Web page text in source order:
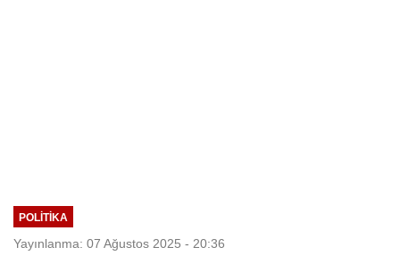
POLITIKA
Yayınlanma: 07 Ağustos 2025 - 20:36